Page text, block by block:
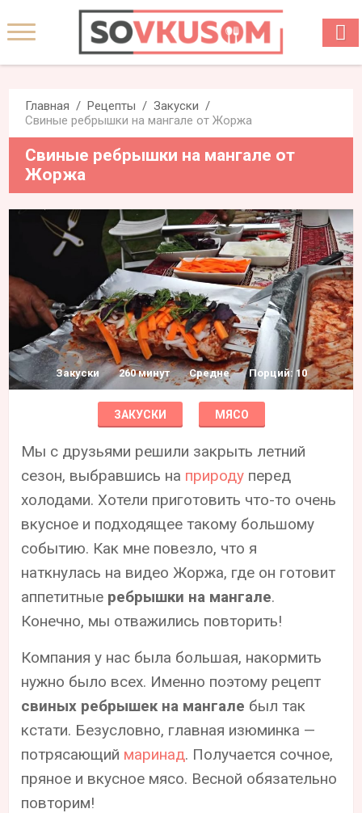
Главная Рецепты
Закуски
Свиные ребрышки на мангале от Жоржа
Свиные ребрышки на мангале от
Жоржа
Закуски 260 минут Средне Порций: 10
ЗАКУСКИ МЯСО
Мы с друзьями решили закрыть летний
сезон, выбравшись на природу перед
холодами. Хотели приготовить что-то очень
вкусное и подходящее такому большому
событию. Как мне повезло, что я
наткнулась на видео Жоржа, где он готовит
аппетитные ребрышки на мангале.
Конечно, мы отважились повторить!
Компания у нас была большая, накормить
нужно было всех. Именно поэтому рецепт
свиных ребрышек на мангале был так
кстати. Безусловно, главная изюминка —
потрясающий маринад. Получается сочное,
пряное и вкусное мясо. Весной обязательно
повторим!